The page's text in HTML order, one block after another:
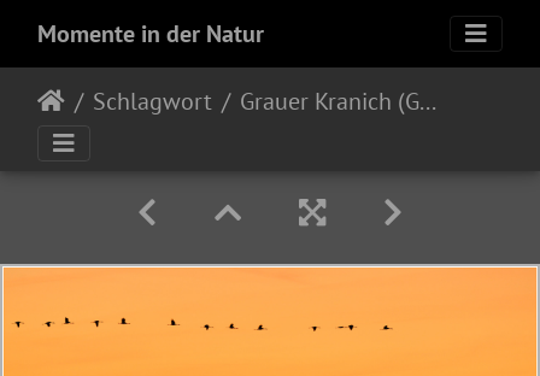
Momente in der Natur
Schlagwort Grauer Kranich (Grus grus)